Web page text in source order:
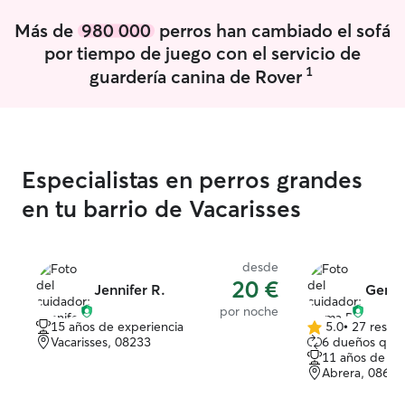
con bosques donde pueden correr sin
correa o hacer sus necesidades.
Más de 980 000 perros han cambiado el sofá
por tiempo de juego con el servicio de
guardería canina de Rover 1
Especialistas en perros grandes
en tu barrio de Vacarisses
Jennifer R.
desde
20 €
por noche
15 años de experiencia
Vacarisses, 08233
5.0
de
5
estrellas
5.0• 27
6 dueños
11 años de
Abrera, 08630